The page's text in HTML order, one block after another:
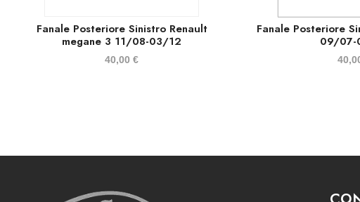
Fanale Posteriore Sinistro Renault
megane 3 11/08-03/12
40,00€
Fanale Posteriore
09/07-